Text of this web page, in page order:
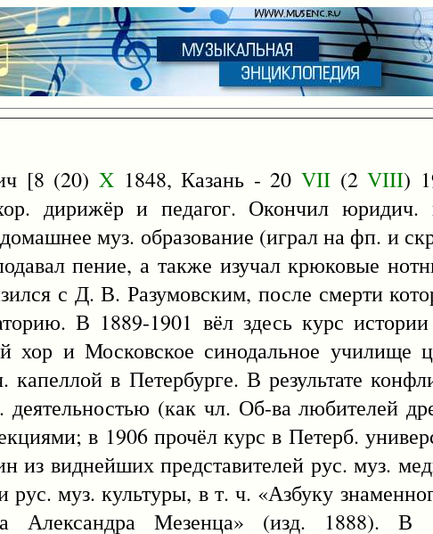
[8 (20) X 1848, Казань - 20 VII (2VIII)
дирижёр и педагог. Окончил
муз. образование (играл на фп. и
пение, а также изучал крюковые
с Д. В. Разумовским, после смерти
В 1889-1901 вёл здесь курс
хор и Московское синодальное училище
в Петербурге. В результате
деятельностью (как чл. Об-ва любителей
в 1906 прочёл курс в Петерб.
из виднейших представителей рус. муз.
муз. культуры, в т. ч. «Азбуку
Александра Мезенца» (изд. 1888). В